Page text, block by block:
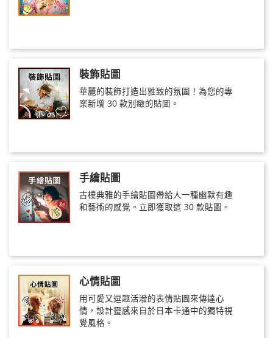
裝飾貼圖
華麗的裝飾打造出雅致的氛圍！為您的專
案新增 30 款別緻的貼圖。
手繪貼圖
古樸典雅的手繪貼圖帶給人一種幽默有趣
和藝術的感覺。立即獲取這 30 款貼圖。
心情貼圖
用可愛又逗趣活潑的表情貼圖來傳達心
情，設計靈感來自於日本卡通中的獨特視
覺風格。